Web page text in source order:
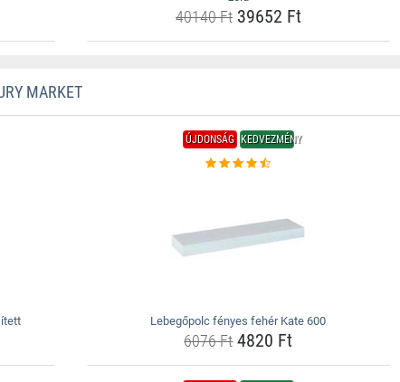
40140 Ft39652 Ft
MARKET
ÚJDONSÁG KEDVEZMÉNY
Lebegőpolc fényes fehér Kate 600
6076 Ft4820 Ft